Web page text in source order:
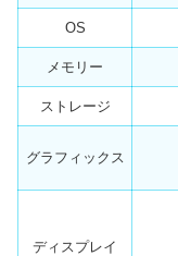
OS
メモリー
ストレージ
グラフィックス
ディスプレイ